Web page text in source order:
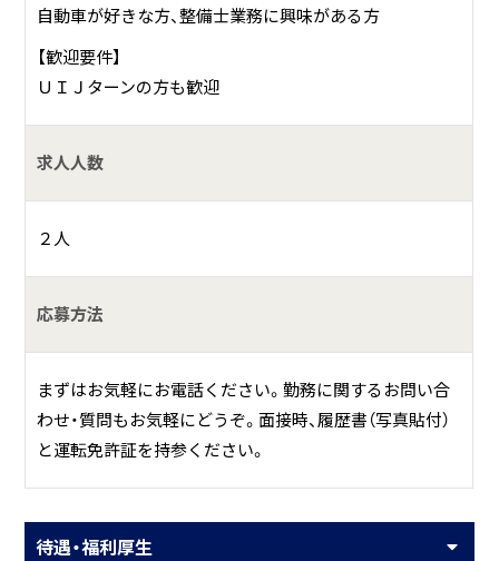
自動車が好きな方、整備士業務に興味がある方
【歓迎要件】
ＵＩＪターンの方も歓迎
求人人数
２人
応募方法
まずはお気軽にお電話ください。勤務に関するお問い合
わせ・質問もお気軽にどうぞ。面接時、履歴書（写真貼付）
と運転免許証を持参ください。
待遇・福利厚生